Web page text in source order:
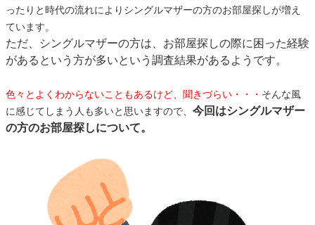
ったりと時代の流れによりシングルマザーの方のお部屋探しが増え
ています。
ただ、シングルマザーの方は、お部屋探しの際に困った経験
があるという方が多いという調査結果があるようです。
色々とよくわからないこともあるけど、聞きづらい・・・ そんな風
に感じてしまう人も多いと思いますので、 今回はシングルマザー
の方のお部屋探しについて。